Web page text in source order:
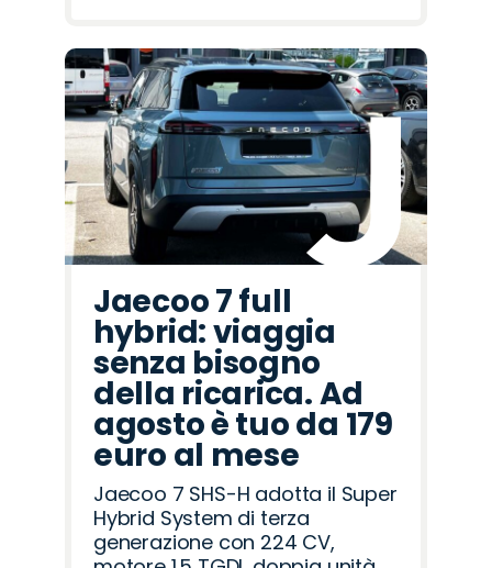
Jaecoo 7 full
hybrid: viaggia
senza bisogno
della ricarica. Ad
agosto è tuo da 179
euro al mese
Jaecoo 7 SHS-H adotta il Super
Hybrid System di terza
generazione con 224 CV,